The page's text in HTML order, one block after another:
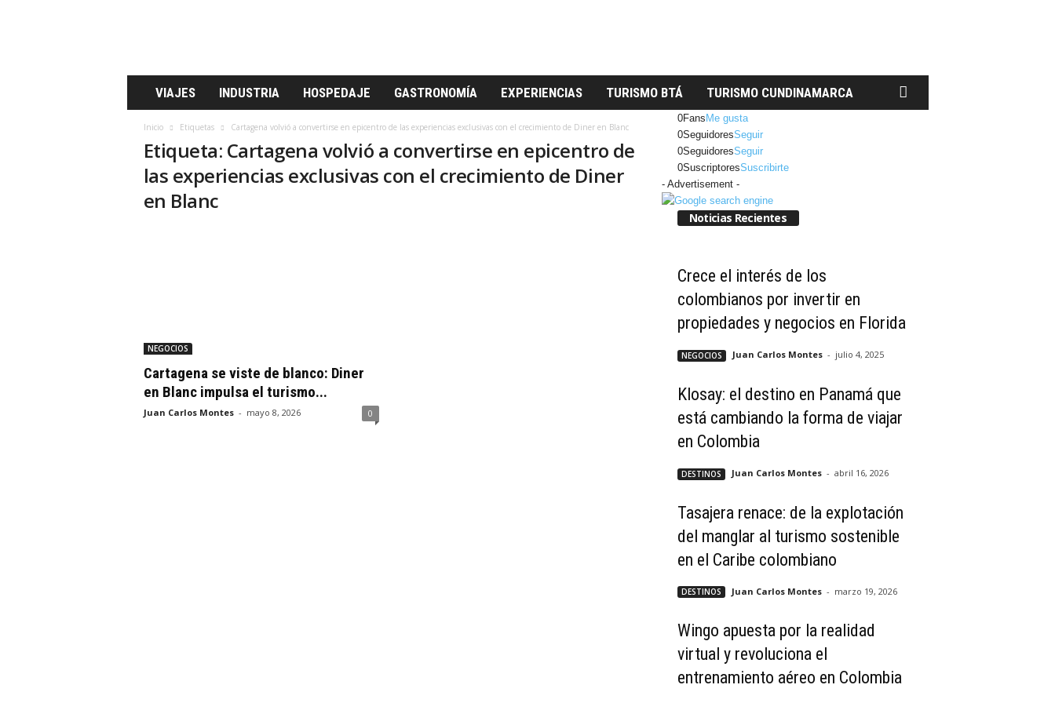
VIAJES INDUSTRIA HOSPEDAJE GASTRONOMÍA EXPERIENCIAS TURISMO BTÁ TURISMO CUNDINAMARCA
Inicio Etiquetas Cartagena volvió a convertirse en epicentro de las experiencias exclusivas con el crecimiento de Diner en Blanc
Etiqueta: Cartagena volvió a convertirse en epicentro de
las experiencias exclusivas con el crecimiento de Diner
en Blanc
NEGOCIOS
Cartagena se viste de blanco: Diner
en Blanc impulsa el turismo...
Juan Carlos Montes - mayo 8, 2026 0
0Fans Me gusta
0SeguidoresSeguir
0SeguidoresSeguir
0SuscriptoresSuscribirte
- Advertisement -
Noticias Recientes
Crece el interés de los
colombianos por invertir en
propiedades y negocios en Florida
NEGOCIOS Juan Carlos Montes - julio 4, 2025
Klosay: el destino en Panamá que
está cambiando la forma de viajar
en Colombia
DESTINOS Juan Carlos Montes - abril 16, 2026
Tasajera renace: de la explotación
del manglar al turismo sostenible
en el Caribe colombiano
DESTINOS Juan Carlos Montes - marzo 19, 2026
Wingo apuesta por la realidad
virtual y revoluciona el
entrenamiento aéreo en Colombia